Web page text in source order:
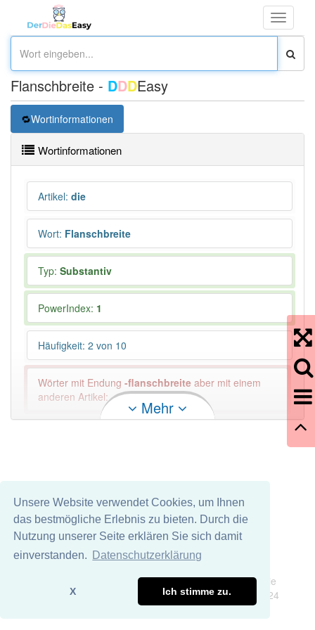
Unsere Website verwendet Cookies, um Ihnen
das bestmögliche Erlebnis zu bieten. Durch die
Nutzung unserer Seite erklären Sie sich damit
einverstanden.
Datenschutzerklärung
X Ich stimme zu.
Toggle
Flanschbreite - DDDEasy
Wortinformationen
Wortinformationen
Artikel: die
Wort: Flanschbreite
Typ: Substantiv
PowerIndex: 1
Häufigkeit: 2 von 10
Wörter mit Endung -flanschbreite aber mit einem
anderen Artikel: -1
Mehr
Wir übernehmen keine Garantie und keine Haftung für die
Richtigkeit und Vollständigkeit dieser Seite. DDDEasy 2024